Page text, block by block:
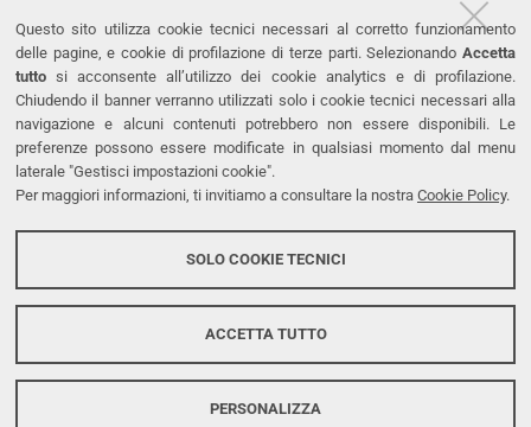
Questo sito utilizza cookie tecnici necessari al corretto funzionamento
delle pagine, e cookie di profilazione di terze parti. Selezionando Accetta
tutto si acconsente all’utilizzo dei cookie analytics e di profilazione.
Chiudendo il banner verranno utilizzati solo i cookie tecnici necessari alla
navigazione e alcuni contenuti potrebbero non essere disponibili. Le
preferenze possono essere modificate in qualsiasi momento dal menu
laterale "Gestisci impostazioni cookie".
Per maggiori informazioni, ti invitiamo a consultare la nostra Cookie Policy.
SOLO COOKIE TECNICI
ACCETTA TUTTO
PERSONALIZZA
Tel. +39 0532 293111
Fax. +39 0532 293031
PEC
LINKS
Dichiarazione di accessibilità
Protezione dati personali